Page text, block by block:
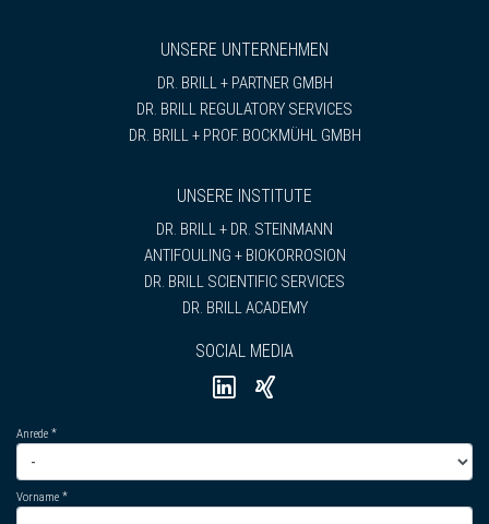
UNSERE UNTERNEHMEN
DR. BRILL + PARTNER GMBH
DR. BRILL REGULATORY SERVICES
DR. BRILL + PROF. BOCKMÜHL GMBH
UNSERE INSTITUTE
DR. BRILL + DR. STEINMANN
ANTIFOULING + BIOKORROSION
DR. BRILL SCIENTIFIC SERVICES
DR. BRILL ACADEMY
SOCIAL MEDIA
Anrede
Vorname